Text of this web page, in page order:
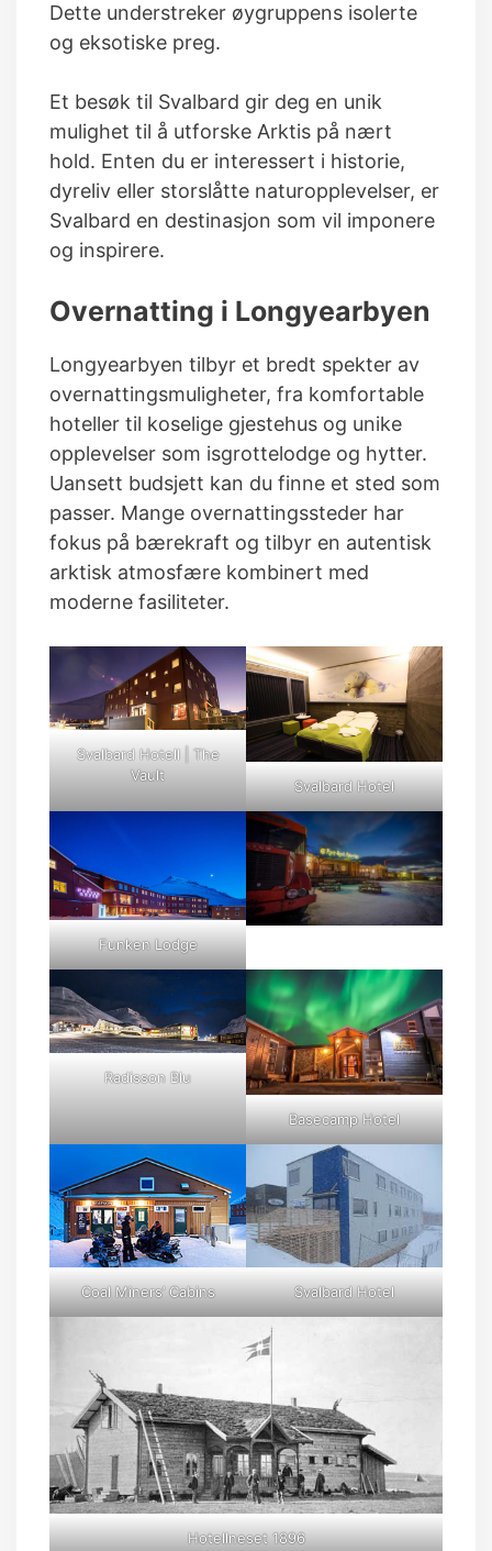
Dette understreker øygruppens isolerte
og eksotiske preg.
Et besøk til Svalbard gir deg en unik
mulighet til å utforske Arktis på nært
hold. Enten du er interessert i historie,
dyreliv eller storslåtte naturopplevelser, er
Svalbard en destinasjon som vil imponere
og inspirere.
Overnatting i Longyearbyen
Longyearbyen tilbyr et bredt spekter av
overnattingsmuligheter, fra komfortable
hoteller til koselige gjestehus og unike
opplevelser som isgrottelodge og hytter.
Uansett budsjett kan du finne et sted som
passer. Mange overnattingssteder har
fokus på bærekraft og tilbyr en autentisk
arktisk atmosfære kombinert med
moderne fasiliteter.
Svalbard Hotell | The
Vault
Svalbard Hotel
Funken Lodge
Radisson Blu
Basecamp Hotel
Coal Miners’ Cabins Svalbard Hotel
Hotellneset 1896